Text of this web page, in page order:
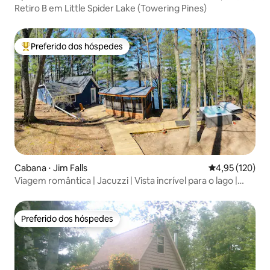
Retiro B em Little Spider Lake (Towering Pines)
Entre os melhores preferidos dos hóspedes
Preferido dos hóspedes
Cabana ⋅ Jim Falls 4,95 de uma
4,95 (120)
Viagem romântica | Jacuzzi | Vista incrível para o lago |
Preferido dos hóspedes
Preferido dos hóspedes